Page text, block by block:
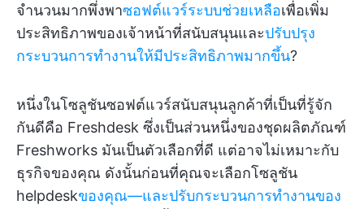
จำนวนมากพึ่งพาซอฟต์แวร์ระบบช่วยเหลือเพื่อเพิ่ม
ประสิทธิภาพของเจ้าหน้าที่สนับสนุนและปรับปรุง
กระบวนการทำงานให้มีประสิทธิภาพมากขึ้น?
หนึ่งในโซลูชันซอฟต์แวร์สนับสนุนลูกค้าที่เป็นที่รู้จัก
กันดีคือ Freshdesk ซึ่งเป็นส่วนหนึ่งของชุดผลิตภัณฑ์
Freshworks มันเป็นตัวเลือกที่ดี แต่อาจไม่เหมาะกับ
ธุรกิจของคุณ ดังนั้นก่อนที่คุณจะเลือกโซลูชัน
helpdeskของคุณ—และปรับกระบวนการทำงานของ